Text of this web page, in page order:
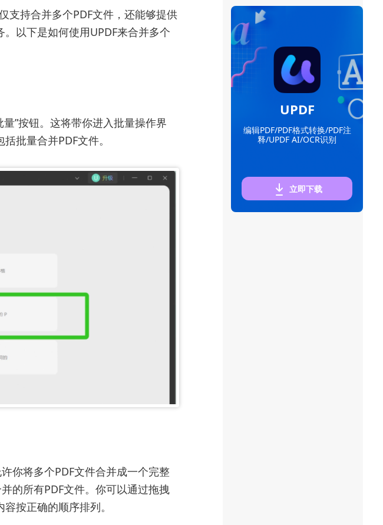
支持合并多个PDF文件，还能够提供
以下是如何使用UPDF来合并多个
”按钮。这将带你进入批量操作界
括批量合并PDF文件。
你将多个PDF文件合并成一个完整
的所有PDF文件。你可以通过拖拽
按正确的顺序排列。
UPDF
编辑PDF/PDF格式转换/PDF注
释/UPDF AI/OCR识别
立即下载